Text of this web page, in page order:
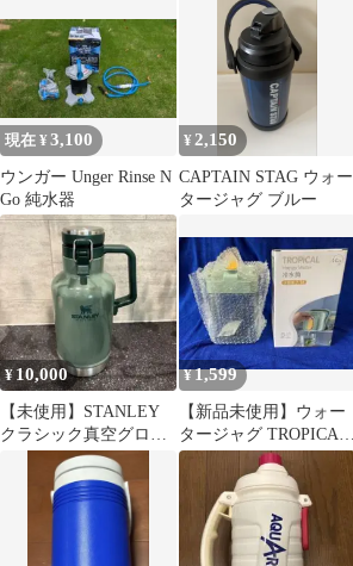
ブ塗装
現在 ¥3,100
ウンガー Unger Rinse N
Go 純水器
¥2,150
CAPTAIN STAG ウォー
タージャグ ブルー
¥ 10,000
【未使用】STANLEY
クラシック真空グロウ
ラー 1.9L グリーン
¥1,599
【新品未使用】ウォー
タージャグ TROPICAL
Happy Water